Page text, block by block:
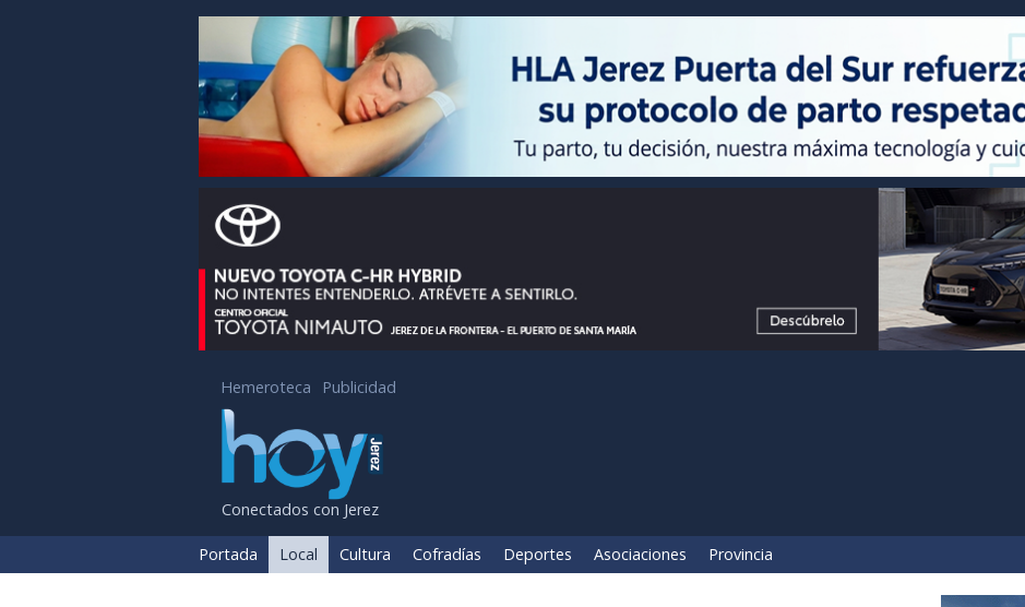
Hemeroteca Publicidad
Conectados con Jerez
Portada Local Cultura Cofradías Deportes Asociaciones Provincia